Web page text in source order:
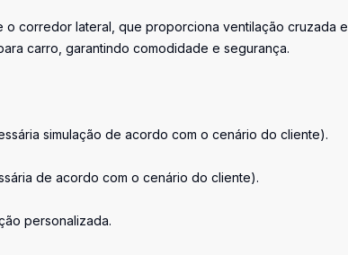
corredor lateral, que proporciona ventilação cruzada e
carro, garantindo comodidade e segurança.
simulação de acordo com o cenário do cliente).
de acordo com o cenário do cliente).
personalizada.